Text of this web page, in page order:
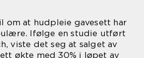
om at hudpleie gavesett har
Ifølge en studie utført
viste det seg at salget av
økte med 30% i løpet av